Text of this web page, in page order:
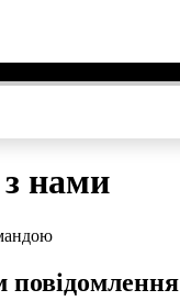
з нами
повідомлення